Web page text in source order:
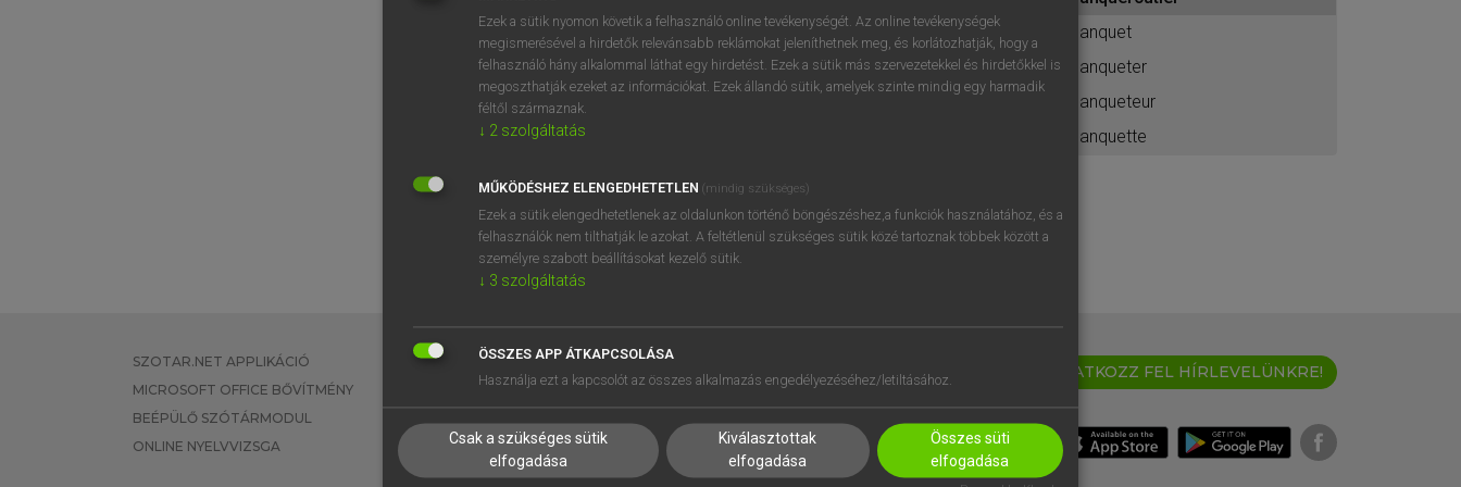
BELÉPÉS
próbaverziójának elindításához
regisztrálok ésbelépek.
REGISZTRÁCIÓ
banquet
banqueter
banqueteur
banquette
SZOTAR.NET APPLIKÁCIÓ
MICROSOFT OFFICE BŐVÍTMÉNY
BEÉPÜLŐ SZÓTÁRMODUL
ONLINE NYELVVIZSGA
EGYÉNI FELHASZNÁLÓKNAK
TANULÓKNAK
VÁLLALATI MEGOLDÁSOK
SÚGÓ
RÓLUNK
SÜTI BEÁLLÍTÁSOK
IRATKOZZ FEL HÍRLEVELÜNKRE!
Ezek a sütik nyomon követik a felhasználó online tevékenységét. Az online tevékenységek
megismerésével a hirdetők relevánsabb reklámokat jeleníthetnek meg, és korlátozhatják, hogy a
felhasználó hány alkalommal láthat egy hirdetést. Ezek a sütik más szervezetekkel és hirdetőkkel is
megoszthatják ezeket az információkat. Ezek állandó sütik, amelyek szinte mindig egy harmadik
féltől származnak.
↓ 2 szolgáltatás
MŰKÖDÉSHEZ ELENGEDHETETLEN (mindig szükséges)
Ezek a sütik elengedhetetlenek az oldalunkon történő böngészéshez,a funkciók használatához, és a
felhasználók nem tilthatják le azokat. A feltétlenül szükséges sütik közé tartoznak többek között a
személyre szabott beállításokat kezelő sütik.
↓ 3 szolgáltatás
ÖSSZES APP ÁTKAPCSOLÁSA
Használja ezt a kapcsolót az összes alkalmazás engedélyezéséhez/letiltásához.
Csak a szükséges sütik
elfogadása
Kiválasztottak
elfogadása
Összes süti
elfogadása